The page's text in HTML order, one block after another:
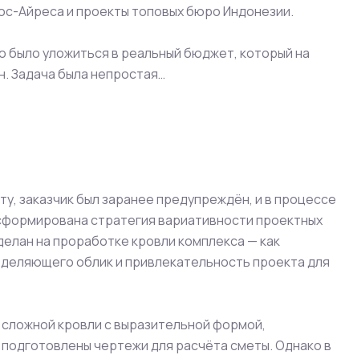
Айреса и проекты топовых бюро Индонезии.
было уложиться в реальный бюджет, который на
Задача была непростая…
заказчик был заранее предупреждён, и в процессе
стратегия вариативности проектных
на проработке кровли комплекса — как
облик и привлекательность проекта для
кровли с выразительной формой,
чертежи для расчёта сметы. Однако в